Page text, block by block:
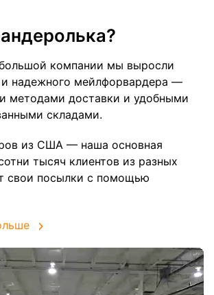
компании мы выросли
и надежного мейлфорвардера —
методами доставки и удобными
складами.
из США — наша основная
тысяч клиентов из разных
свои посылки с помощью